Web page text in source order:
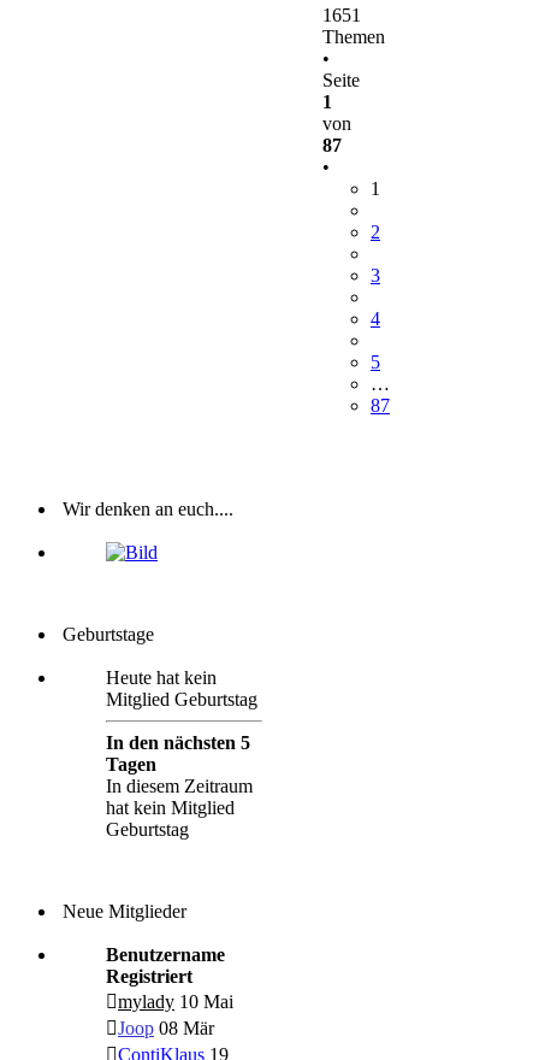
1651
Themen
•
Seite
1
von
87
•
1
2
3
4
5
…
87
Wir denken an euch....
Geburtstage
Heute hat kein
Mitglied Geburtstag
In den nächsten 5
Tagen
In diesem Zeitraum
hat kein Mitglied
Geburtstag
Neue Mitglieder
Benutzername
Registriert
mylady 10 Mai
Joop 08 Mär
ContiKlaus 19